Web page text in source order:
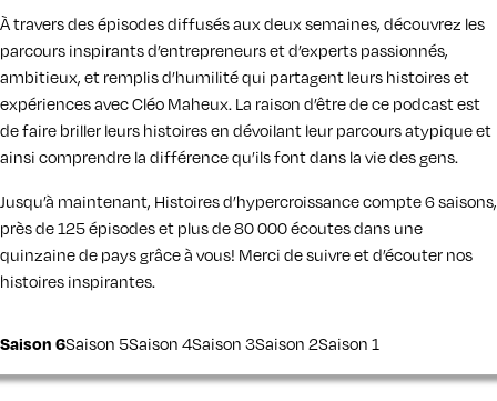
À travers des épisodes diffusés aux deux semaines, découvrez les
parcours inspirants d’entrepreneurs et d’experts passionnés,
ambitieux, et remplis d’humilité qui partagent leurs histoires et
expériences avec Cléo Maheux. La raison d’être de ce podcast est
de faire briller leurs histoires en dévoilant leur parcours atypique et
ainsi comprendre la différence qu’ils font dans la vie des gens.
Jusqu’à maintenant, Histoires d’hypercroissance compte 6 saisons,
près de 125 épisodes et plus de 80 000 écoutes dans une
quinzaine de pays grâce à vous! Merci de suivre et d’écouter nos
histoires inspirantes.
Saison 6Saison 5Saison 4Saison 3Saison 2Saison 1